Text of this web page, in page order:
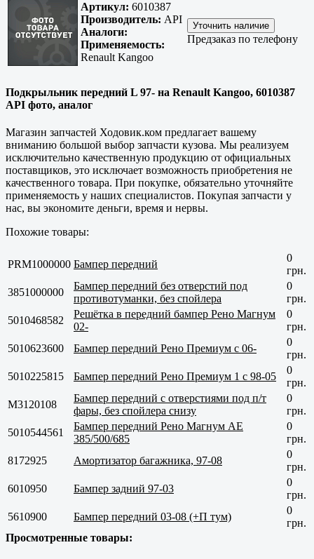
Артикул: 6010387
Производитель: API
Аналоги:
Применяемость:
Renault Kangoo
Предзаказ по телефону
Подкрыльник передний L 97- на Renault Kangoo, 6010387
API фото, аналог
Магазин запчастей Ходовик.ком предлагает вашему
вниманию большой выбор запчасти кузова. Мы реализуем
исключительно качественную продукцию от официальных
поставщиков, это исключает возможность приобретения не
качественного товара. При покупке, обязательно уточняйте
применяемость у наших специалистов. Покупая запчасти у
нас, вы экономите деньги, время и нервы.
Похожие товары:
PRM1000000 Бампер передний
0
грн.
3851000000
Бампер передний без отверстий под
противотуманки, без спойлера
0
грн.
5010468582
Решётка в передний бампер Рено Магнум
02-
0
грн.
5010623600
Бампер передний Рено Премиум с 06-
0
грн.
5010225815
Бампер передний Рено Премиум 1 с 98-05
0
грн.
M3120108
Бампер передний с отверстиями под п/т
фары, без спойлера снизу
0
грн.
5010544561
Бампер передний Рено Магнум AE
385/500/685
0
грн.
8172925
Амортизатор багажника, 97-08
0
грн.
6010950
Бампер задний 97-03
0
грн.
5610900
Бампер передний 03-08 (+П тум)
0
грн.
Просмотренные товары: